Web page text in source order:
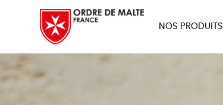
NOS PRODUITS
NOTRE COLLECTION